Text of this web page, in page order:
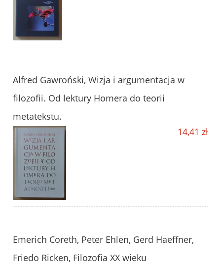
Alfred Gawroński, Wizja i argumentacja w
filozofii. Od lektury Homera do teorii
metatekstu.
14,41 zł
Emerich Coreth, Peter Ehlen, Gerd Haeffner,
Friedo Ricken, Filozofia XX wieku